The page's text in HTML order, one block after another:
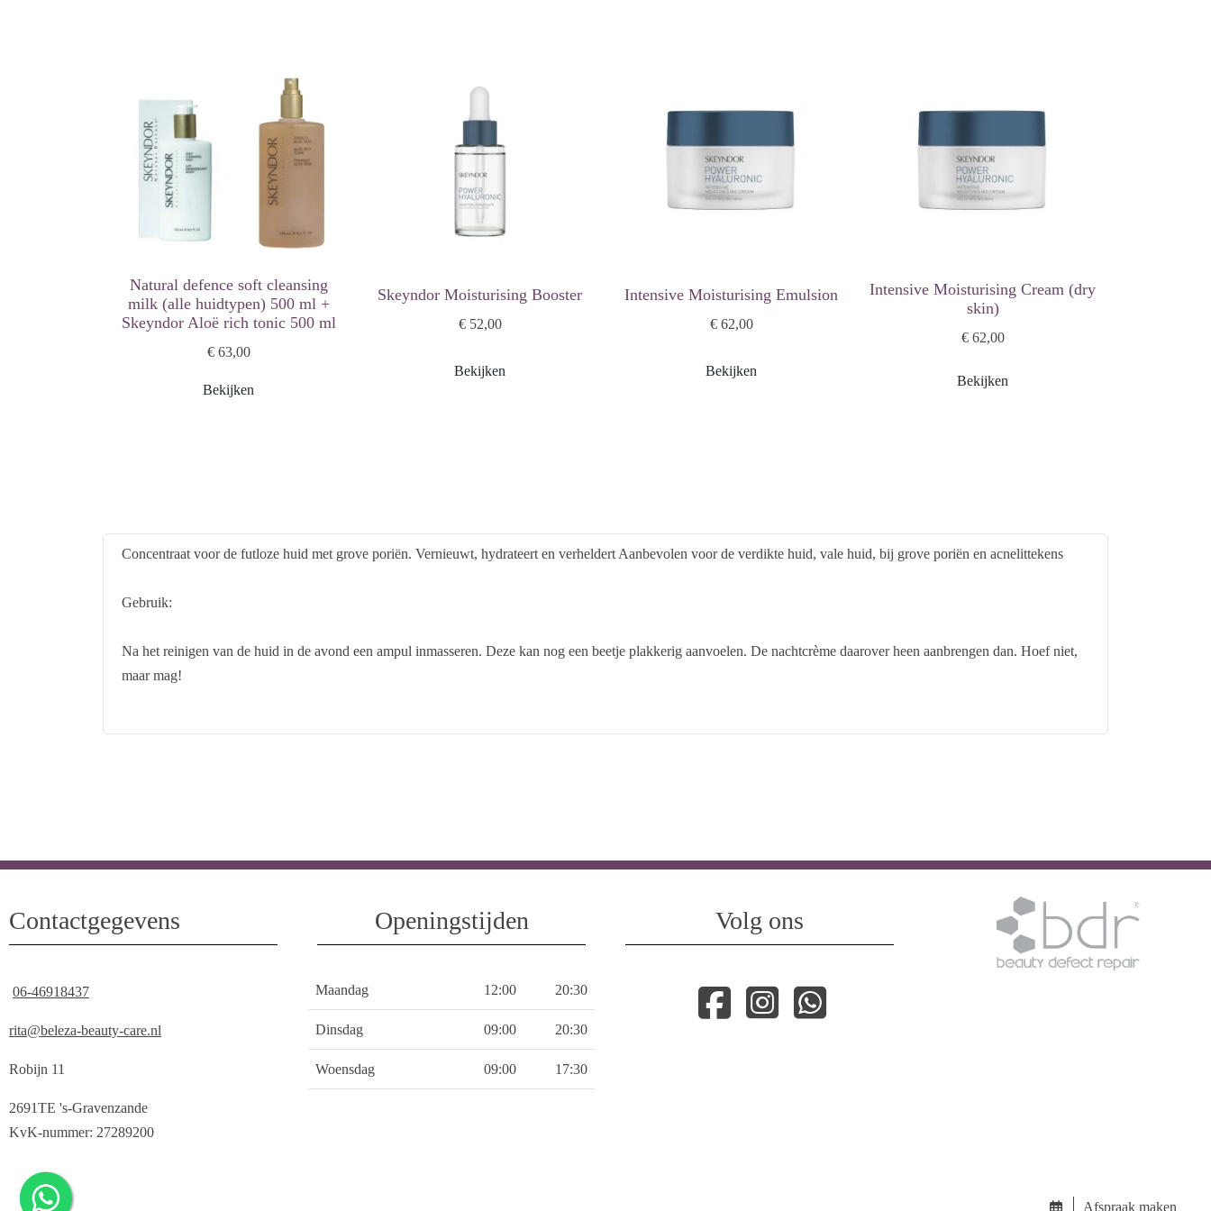
Natural defence soft cleansing
milk (alle huidtypen) 500 ml +
Skeyndor Aloë rich tonic 500 ml
€ 63,00
Bekijken
Skeyndor Moisturising Booster
€ 52,00
Bekijken
Intensive Moisturising Emulsion
€ 62,00
Bekijken
Intensive Moisturising Cream (dry
skin)
€ 62,00
Bekijken
Concentraat voor de futloze huid met grove poriën. Vernieuwt, hydrateert en verheldert Aanbevolen voor de verdikte huid, vale huid, bij grove poriën en acnelittekens
Gebruik:
Na het reinigen van de huid in de avond een ampul inmasseren. Deze kan nog een beetje plakkerig aanvoelen. De nachtcrème daarover heen aanbrengen dan. Hoef niet,
maar mag!
Contactgegevens
06-46918437
rita@beleza-beauty-care.nl
Robijn 11
2691TE 's-Gravenzande
KvK-nummer: 27289200
Openingstijden
Maandag 12:00 20:30
Dinsdag 09:00 20:30
Woensdag 09:00 17:30
Volg ons
Afspraak maken